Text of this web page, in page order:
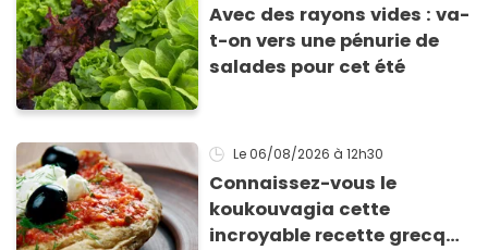
Avec des rayons vides : va-
t-on vers une pénurie de
salades pour cet été
Le 06/08/2026 à 12h30
Connaissez-vous le
koukouvagia cette
incroyable recette grecque